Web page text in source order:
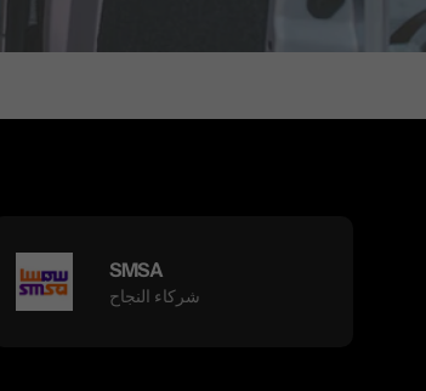
SMSA
شركاء النجاح